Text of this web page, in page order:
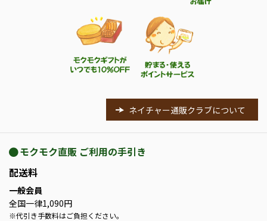
ネイチャー通販クラブについて
モクモク直販 ご利用の手引き
配送料
一般会員
全国一律1,090円
※代引き手数料はご負担ください。